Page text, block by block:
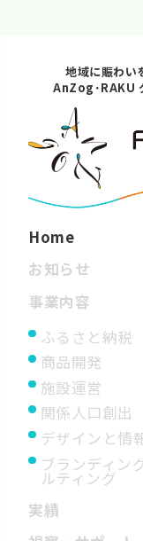
地域に賑わい
AnZog･RAKU
Home
お知らせ
事業内容
ふるさと納税
商品開発
施設運営
関係人口創出
デザインと情
ブランディン
ルティング
実績